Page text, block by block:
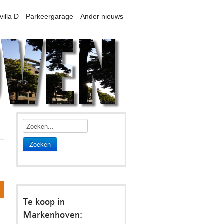
D Parkeergarage Ander nieuws
Zoeken
Te koop in
Markenhoven: